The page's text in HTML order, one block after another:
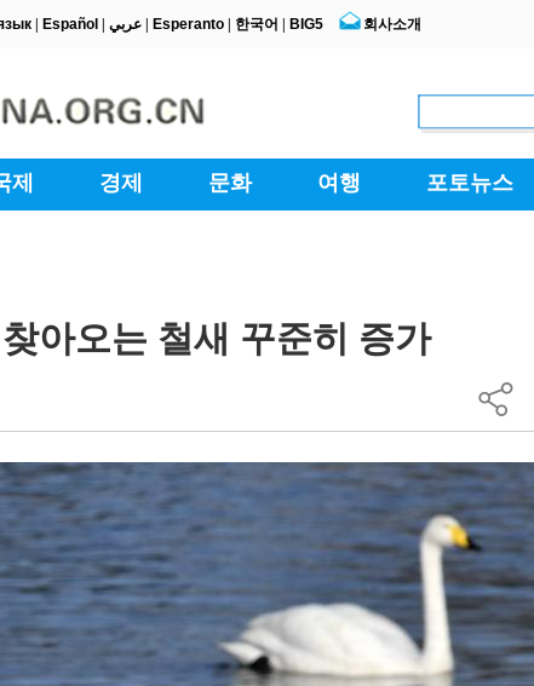
아오는 철새 꾸준히 증가